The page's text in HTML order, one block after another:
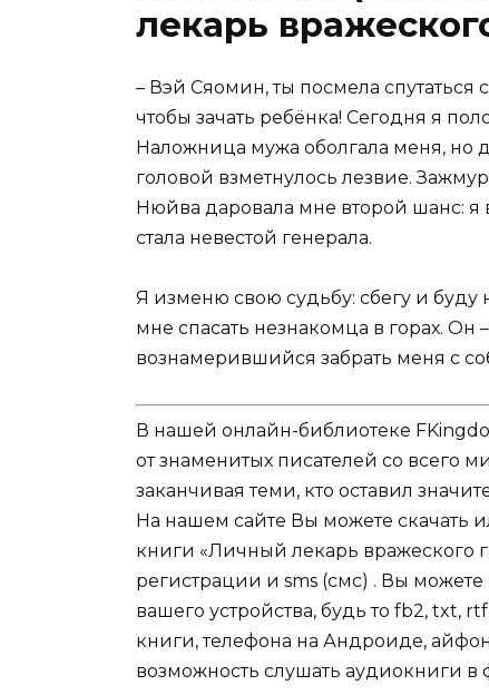
лекарь
– Вэй Сяомин, ты посмела
чтобы зачать ребёнка! Сегодня я
Наложница мужа оболгала меня, но
головой взметнулось лезвие.
Нюйва даровала мне второй шанс: я
стала невестой генерала.
Я изменю свою судьбу: сбегу и буду
мне спасать незнакомца в горах. Он
вознамерившийся забрать меня с
В нашей онлайн-библиотеке
от знаменитых писателей со всего
заканчивая теми, кто оставил
На нашем сайте Вы можете скачать
книги «Личный лекарь вражеского
регистрации и sms (смс) . Вы
вашего устройства, будь то fb2, txt,
книги, телефона на Андроиде,
возможность слушать аудиокниги в